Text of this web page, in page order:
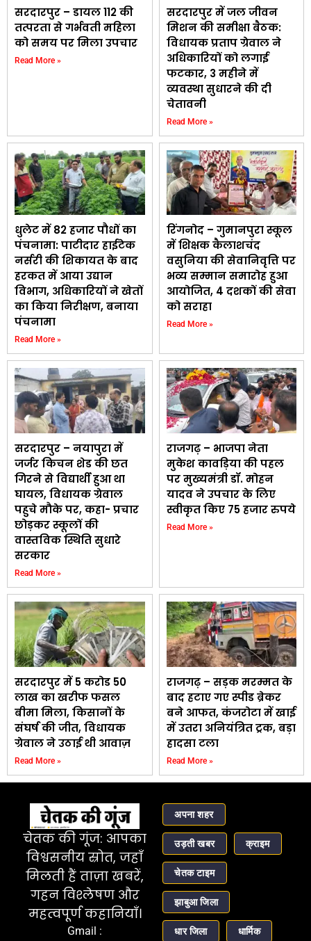
सरदारपुर – डायल 112 की
तत्परता से गर्भवती महिला
को समय पर मिला उपचार
Read More »
सरदारपुर में जल जीवन
मिशन की समीक्षा बैठक:
विधायक प्रताप ग्रेवाल ने
अधिकारियों को लगाई
फटकार, 3 महीने में
व्यवस्था सुधारने की दी
चेतावनी
Read More »
धुलेट में 82 हजार पौधों का
पंचनामा: पाटीदार हाईटेक
नर्सरी की शिकायत के बाद
हरकत में आया उद्यान
विभाग, अधिकारियों ने खेतों
का किया निरीक्षण, बनाया
पंचनामा
Read More »
रिंगनोद – गुमानपुरा स्कूल
में शिक्षक कैलाशचंद
वसुनिया की सेवानिवृत्ति पर
भव्य सम्मान समारोह हुआ
आयोजित, 4 दशकों की सेवा
को सराहा
Read More »
सरदारपुर – नयापुरा में
जर्जर किचन शेड की छत
गिरने से विद्यार्थी हुआ था
घायल, विधायक ग्रेवाल
पहुचे मौके पर, कहा- प्रचार
छोड़कर स्कूलों की
वास्तविक स्थिति सुधारे
सरकार
Read More »
राजगढ़ – भाजपा नेता
मुकेश कावड़िया की पहल
पर मुख्यमंत्री डॉ. मोहन
यादव ने उपचार के लिए
स्वीकृत किए 75 हजार रुपये
Read More »
सरदारपुर में 5 करोड 50
लाख का खरीफ फसल
बीमा मिला, किसानों के
संघर्ष की जीत, विधायक
ग्रेवाल ने उठाई थी आवाज़
Read More »
राजगढ़ – सड़क मरम्मत के
बाद हटाए गए स्पीड ब्रेकर
बने आफत, कंजरोटा में खाई
में उतरा अनियंत्रित ट्रक, बड़ा
हादसा टला
Read More »
चेतक की गूंज: आपका
विश्वसनीय स्रोत, जहाँ
मिलती हैं ताज़ा खबरें,
गहन विश्लेषण और
महत्वपूर्ण कहानियाँ।
Gmail :
अपना शहर
उड़ती खबर क्राइम
चेतक टाइम
झाबुआ जिला
धार जिला धार्मिक